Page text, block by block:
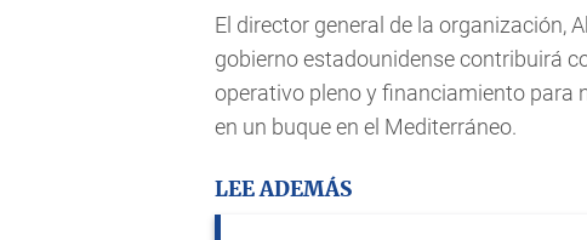
El director general de la organización,
gobierno estadounidense contribuirá
operativo pleno y financiamiento para
en un buque en el Mediterráneo.
LEE ADEMÁS